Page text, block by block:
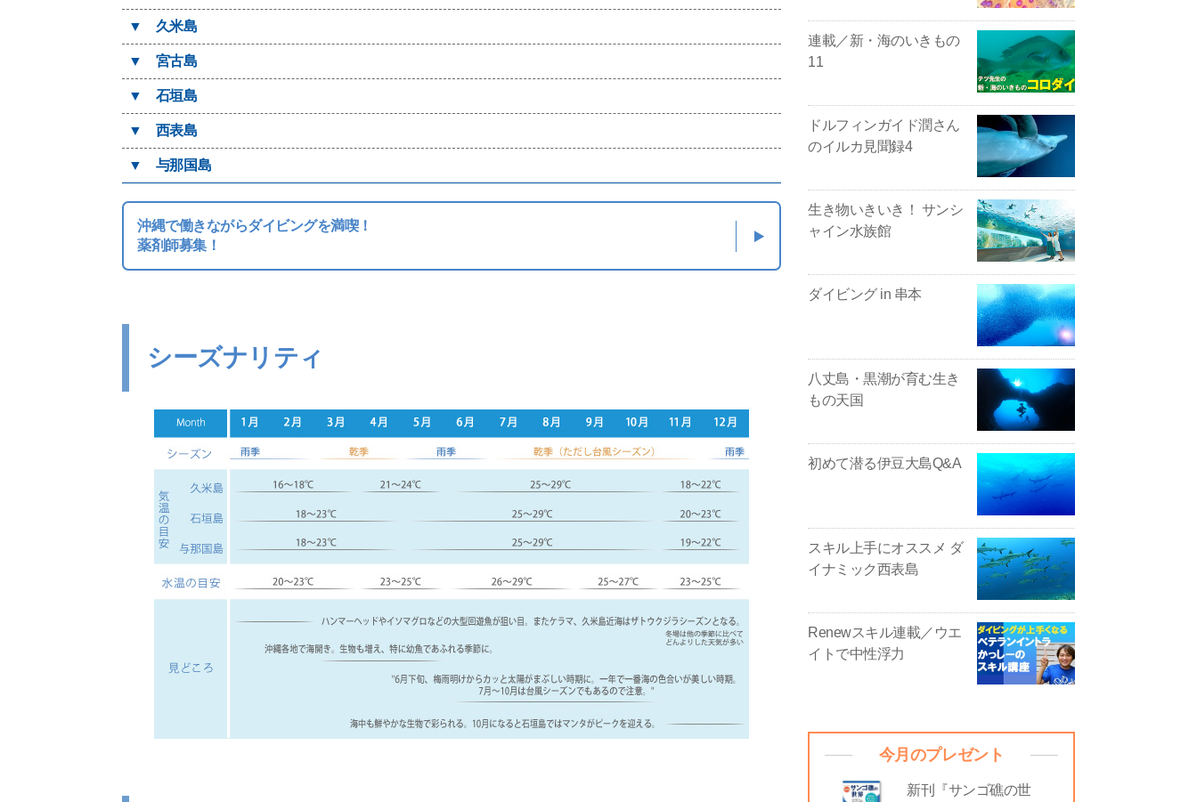
▼ 久米島
▼ 宮古島
▼ 石垣島
▼ 西表島
▼ 与那国島
沖縄で働きながらダイビングを満喫！
薬剤師募集！
シーズナリティ
連載／新・海のいきもの
11
ドルフィンガイド潤さん
のイルカ見聞録4
生き物いきいき！ サンシ
ャイン水族館
ダイビング in 串本
八丈島・黒潮が育む生き
もの天国
初めて潜る伊豆大島Q&A
スキル上手にオススメ ダ
イナミック西表島
Renewスキル連載／ウエ
イトで中性浮力
今月のプレゼント
新刊『サンゴ礁の世